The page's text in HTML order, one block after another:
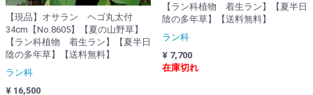
【現品】オサラン ヘゴ丸太付
34cm【No.8605】【夏の山野草】
【ラン科植物 着生ラン】【夏半日
陰の多年草】【送料無料】
ラン科
¥ 16,500
【ラン科植物 着生ラン】【夏半日
陰の多年草】【送料無料】
ラン科
¥ 7,700
在庫切れ